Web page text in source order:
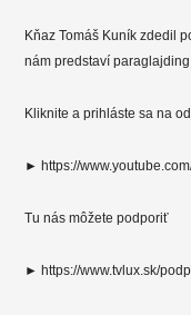
Kňaz Tomáš Kuník zdedil
nám predstaví
Kliknite a prihláste sa na
► https://
Tu nás môžete podporiť
► https://www.tvlux.sk/